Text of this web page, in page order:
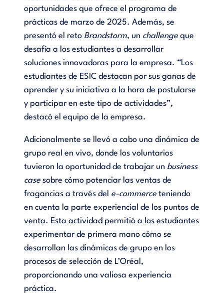
oportunidades que ofrece el programa de
prácticas de marzo de 2025. Además, se
presentó el reto Brandstorm, un challengeque
desafía a los estudiantes a desarrollar
soluciones innovadoras para la empresa. “Los
estudiantes de ESIC destacan por sus ganas de
aprender y su iniciativa a la hora de postularse
y participar en este tipo de actividades”,
destacó el equipo de la empresa.
Adicionalmente se llevó a cabo una dinámica de
grupo real en vivo, donde los voluntarios
tuvieron la oportunidad de trabajar un business
casesobre cómo potenciar las ventas de
fragancias a través del e-commerceteniendo
en cuenta la parte experiencial de los puntos de
venta. Esta actividad permitió a los estudiantes
experimentar de primera mano cómo se
desarrollan las dinámicas de grupo en los
procesos de selección de L’Oréal,
proporcionando una valiosa experiencia
práctica.